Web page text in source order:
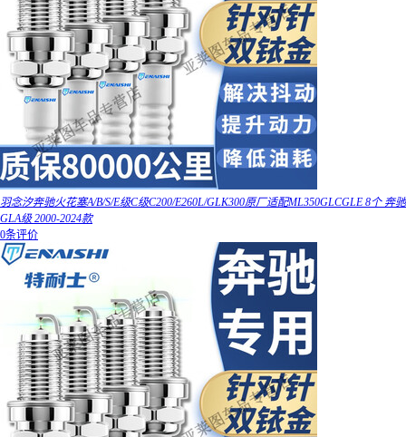
羽念汐奔驰火花塞A/B/S/E级C级C200/E260L/GLK300原厂适配ML350GLCGLE 8个 奔驰
GLA级 2000-2024款
0条评价